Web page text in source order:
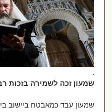
שמעון זכה לשמירה בזכות
שמעון עבד כמאבטח ביישוב